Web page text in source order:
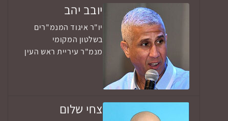
יובב יהב
יו"ר איגוד המנמ"רים
בשלטון המקומי
מנמ"ר עיריית ראש העין
צחי שלום